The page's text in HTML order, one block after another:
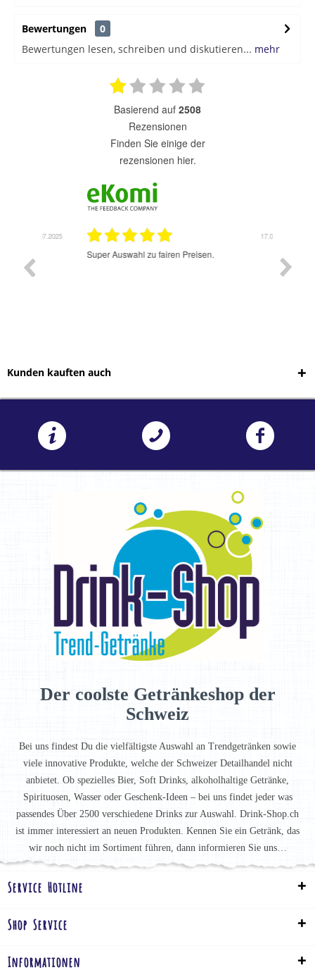
Bewertungen
0
Bewertungen lesen, schreiben und diskutieren... mehr
basierend auf 2508
Rezensionen
finden Sie einige der
rezensionen hier.
Super Auswahl zu fairen Preisen.
Kunden kauften auch
Der coolste Getränkeshop der
Schweiz
Bei uns findest Du die vielfältigste Auswahl an Trendgetränken sowie
viele innovative Produkte, welche der Schweizer Detailhandel nicht
anbietet. Ob spezielles Bier, Soft Drinks, alkoholhaltige Getränke,
Spirituosen, Wasser oder Geschenk-Ideen – bei uns findet jeder was
passendes Über 2500 verschiedene Drinks zur Auswahl. Drink-Shop.ch
ist immer interessiert an neuen Produkten. Kennen Sie ein Getränk, das
wir noch nicht im Sortiment führen, dann informieren Sie uns…
Service Hotline
Shop Service
Informationen